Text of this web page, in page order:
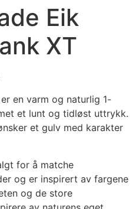
Eik
XT
en varm og naturlig 1-
et lunt og tidløst uttrykk.
et gulv med karakter
for å matche
og er inspirert av fargene
og de store